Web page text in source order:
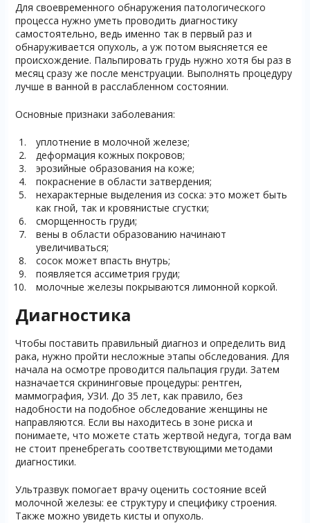
Для своевременного обнаружения патологического
процесса нужно уметь проводить диагностику
самостоятельно, ведь именно так в первый раз и
обнаруживается опухоль, а уж потом выясняется ее
происхождение. Пальпировать грудь нужно хотя бы раз в
месяц сразу же после менструации. Выполнять процедуру
лучше в ванной в расслабленном состоянии.
Основные признаки заболевания:
уплотнение в молочной железе;
деформация кожных покровов;
эрозийные образования на коже;
покраснение в области затвердения;
нехарактерные выделения из соска: это может быть
как гной, так и кровянистые сгустки;
сморщенность груди;
вены в области образованию начинают
увеличиваться;
сосок может впасть внутрь;
появляется ассиметрия груди;
молочные железы покрываются лимонной коркой.
Диагностика
Чтобы поставить правильный диагноз и определить вид
рака, нужно пройти несложные этапы обследования. Для
начала на осмотре проводится пальпация груди. Затем
назначается скрининговые процедуры: рентген,
маммография, УЗИ. До 35 лет, как правило, без
надобности на подобное обследование женщины не
направляются. Если вы находитесь в зоне риска и
понимаете, что можете стать жертвой недуга, тогда вам
не стоит пренебрегать соответствующими методами
диагностики.
Ультразвук помогает врачу оценить состояние всей
молочной железы: ее структуру и специфику строения.
Также можно увидеть кисты и опухоль.